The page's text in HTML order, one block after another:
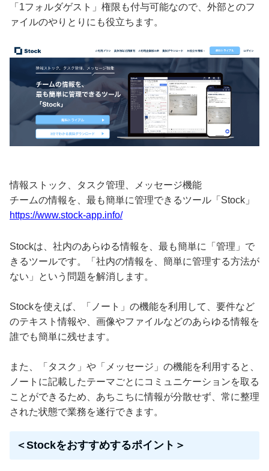
「1フォルダゲスト」権限も付与可能なので、外部とのフ
ァイルのやりとりにも役立ちます。
情報ストック、タスク管理、メッセージ機能
チームの情報を、最も簡単に管理できるツール「Stock」
https://www.stock-app.info/
Stockは、社内のあらゆる情報を、最も簡単に「管理」で
きるツールです。「社内の情報を、簡単に管理する方法が
ない」という問題を解消します。
Stockを使えば、「ノート」の機能を利用して、要件など
のテキスト情報や、画像やファイルなどのあらゆる情報を
誰でも簡単に残せます。
また、「タスク」や「メッセージ」の機能を利用すると、
ノートに記載したテーマごとにコミュニケーションを取る
ことができるため、あちこちに情報が分散せず、常に整理
された状態で業務を遂行できます。
＜Stockをおすすめするポイント＞